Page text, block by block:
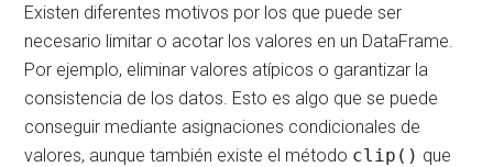
Existen diferentes motivos por los que puede ser
necesario limitar o acotar los valores en un DataFrame.
Por ejemplo, eliminar valores atípicos o garantizar la
consistencia de los datos. Esto es algo que se puede
conseguir mediante asignaciones condicionales de
valores, aunque también existe el método clip() que